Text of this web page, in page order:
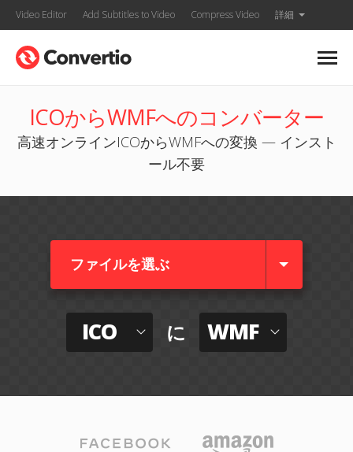
Video Editor Add Subtitles to Video Compress Video 詳細
ICOからWMFへのコンバーター
高速オンラインICOからWMFへの変換 — インスト
ール不要
ファイルを選ぶ
ICO に WMF